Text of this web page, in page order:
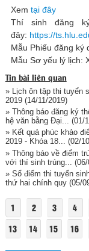
Xem tại đây
Thí sinh đăng
đây: https://
Mẫu Phiếu đăng ký
Mẫu Sơ yếu lý lịch:
Tin bài liên quan
» Lịch ôn tập thi tuyển
2019(14/11/2019)
» Thông báo đăng ký
hệ văn bằng Đại... (01/
» Kết quả phúc khảo
2019 - Khóa 18... (02/
» Thông báo về điểm
với thí sinh trúng...
» Sổ điểm thi tuyển
thứ hai chính quy(05/
1 2 3 4
13
14 15 16